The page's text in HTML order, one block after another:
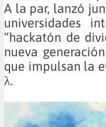
A la par, lanzó
universidades
“hackatón de
nueva
que impulsan la
λ.